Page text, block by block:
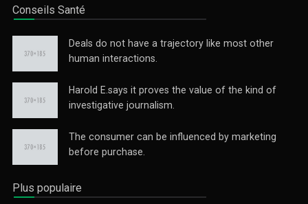
Conseils Santé
Deals do not have a trajectory like most other
human interactions.
Harold E.says it proves the value of the kind of
investigative journalism.
The consumer can be influenced by marketing
before purchase.
Plus populaire